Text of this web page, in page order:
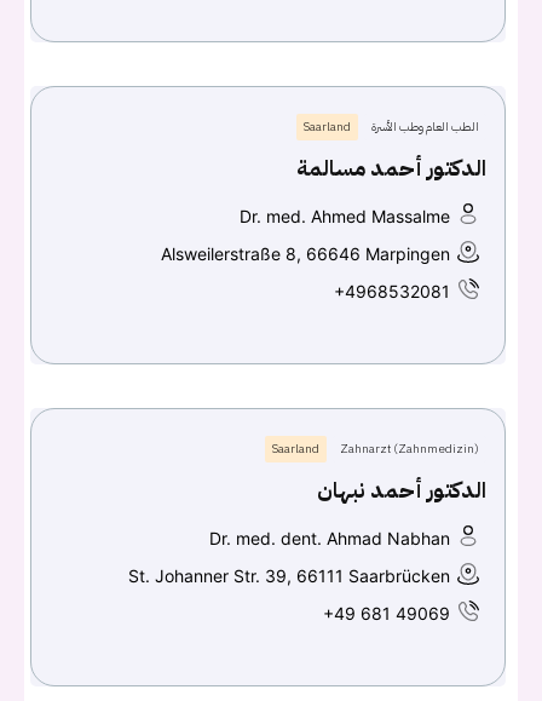
الطب العام وطب الأسرة Saarland
الدكتور أحمد مسالمة
Dr. med. Ahmed Massalme
Alsweilerstraße 8, 66646 Marpingen
+4968532081
Zahnarzt (Zahnmedizin)
Saarland
الدكتور أحمد نبهان
Dr. med. dent. Ahmad Nabhan
St. Johanner Str. 39, 66111 Saarbrücken
+49 681 49069